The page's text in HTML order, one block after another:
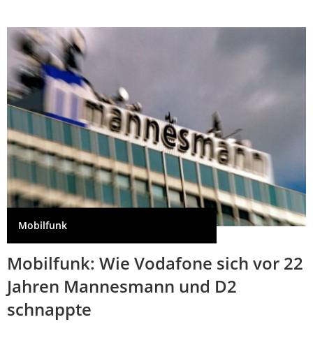
Mobilfunk
Mobilfunk: Wie Vodafone sich vor 22
Jahren Mannesmann und D2
schnappte